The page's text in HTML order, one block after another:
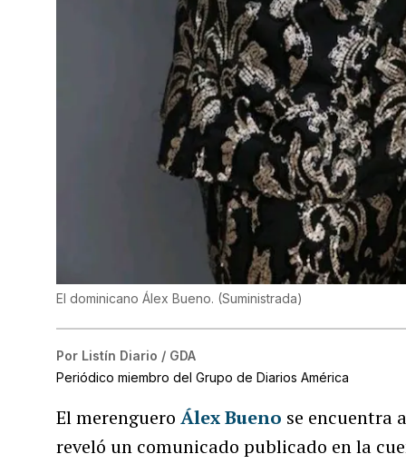
El dominicano Álex Bueno. (Suministrada)
Por Listín Diario / GDA
Periódico miembro del Grupo de Diarios América
El merengueroÁlex Bueno se encuentra
reveló un comunicado publicado en la